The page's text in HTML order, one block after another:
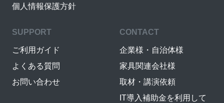
個人情報保護方針
SUPPORT
ご利用ガイド
よくある質問
お問い合わせ
CONTACT
企業様・自治体様
家具関連会社様
取材・講演依頼
IT導入補助金を利用して